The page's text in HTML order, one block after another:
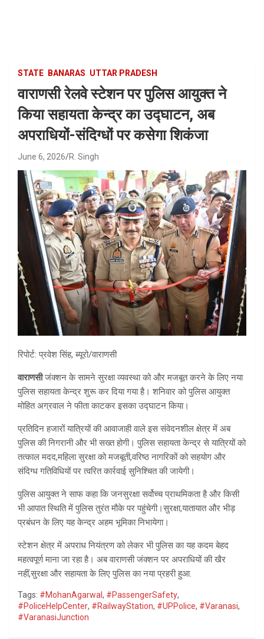
STATE BANARAS UTTAR PRADESH
वाराणसी रेलवे स्टेशन पर पुलिस आयुक्त ने
किया सहायता केन्द्र का उद्घाटन, अब
अपराधियों-संदिग्धों पर कसेगा शिकंजा
June 6, 2026 R. Singh
रिपोर्ट: प्रवेश सिंह, ब्यूरो/वाराणसी
वाराणसीजंक्शन के सामने सुरक्षा व्यवस्था को और मजबूत करने के लिए नया
पुलिस सहायता केन्द्र शुरू कर दिया गया है। शनिवार को पुलिस आयुक्त
मोहित अग्रवाल ने फीता काटकर इसका उद्घाटन किया।
प्रतिदिन हजारों यात्रियों की आवाजाही वाले इस संवेदनशील क्षेत्र में अब
पुलिस की निगरानी और भी सख्त होगी। पुलिस सहायता केन्द्र से यात्रियों को
तत्काल मदद,महिला सुरक्षा को मजबूती,वरिष्ठ नागरिकों को सहयोग और
संदिग्ध गतिविधियों पर त्वरित कार्रवाई सुनिश्चित की जायेगी।
पुलिस आयुक्त ने साफ कहा कि जनसुरक्षा सर्वोच्च प्राथमिकता है और किसी
भी आपात स्थिति में पुलिस तुरंत मौके पर पहुंचेगी।सुरक्षा,यातायात और भीड़
प्रबंधन के लिए यह केन्द्र अहम भूमिका निभायेगा।
स्टेशन क्षेत्र में अपराध नियंत्रण को लेकर भी पुलिस का यह कदम बेहद
महत्वपूर्ण माना जा रहा है। अब वाराणसी जंक्शन पर अपराधियों की खैर
नहीं,सुरक्षा और सहायता के लिए पुलिस का नया प्रहरी हुआ.
Tags: #MohanAgarwal , #PassengerSafety,
#PoliceHelpCenter, #RailwayStation, #UPPolice, #Varanasi,
#VaranasiJunction